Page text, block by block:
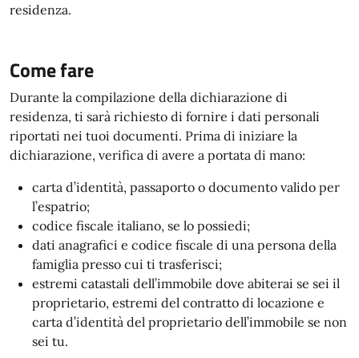
residenza.
Come fare
Durante la compilazione della dichiarazione di
residenza, ti sarà richiesto di fornire i dati personali
riportati nei tuoi documenti. Prima di iniziare la
dichiarazione, verifica di avere a portata di mano:
carta d’identità, passaporto o documento valido per
l’espatrio;
codice fiscale italiano, se lo possiedi;
dati anagrafici e codice fiscale di una persona della
famiglia presso cui ti trasferisci;
estremi catastali dell’immobile dove abiterai se sei il
proprietario, estremi del contratto di locazione e
carta d’identità del proprietario dell’immobile se non
sei tu.